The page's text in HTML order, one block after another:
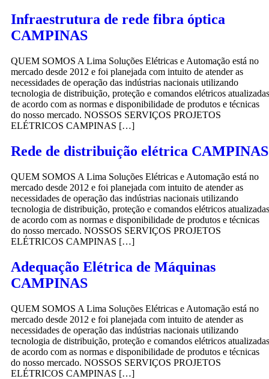
Infraestrutura de rede fibra óptica
CAMPINAS
QUEM SOMOS A Lima Soluções Elétricas e Automação está no
mercado desde 2012 e foi planejada com intuito de atender as
necessidades de operação das indústrias nacionais utilizando
tecnologia de distribuição, proteção e comandos elétricos atualizadas
de acordo com as normas e disponibilidade de produtos e técnicas
do nosso mercado. NOSSOS SERVIÇOS PROJETOS
ELÉTRICOS CAMPINAS […]
Rede de distribuição elétrica CAMPINAS
QUEM SOMOS A Lima Soluções Elétricas e Automação está no
mercado desde 2012 e foi planejada com intuito de atender as
necessidades de operação das indústrias nacionais utilizando
tecnologia de distribuição, proteção e comandos elétricos atualizadas
de acordo com as normas e disponibilidade de produtos e técnicas
do nosso mercado. NOSSOS SERVIÇOS PROJETOS
ELÉTRICOS CAMPINAS […]
Adequação Elétrica de Máquinas
CAMPINAS
QUEM SOMOS A Lima Soluções Elétricas e Automação está no
mercado desde 2012 e foi planejada com intuito de atender as
necessidades de operação das indústrias nacionais utilizando
tecnologia de distribuição, proteção e comandos elétricos atualizadas
de acordo com as normas e disponibilidade de produtos e técnicas
do nosso mercado. NOSSOS SERVIÇOS PROJETOS
ELÉTRICOS CAMPINAS […]